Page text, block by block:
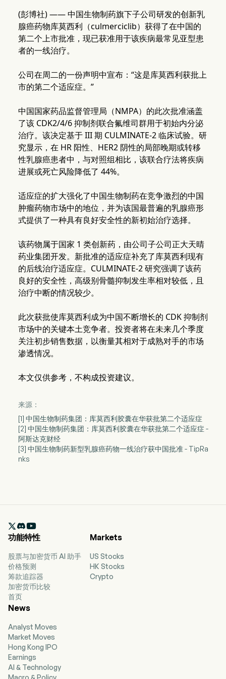
(彭博社) —— 中国生物制药旗下子公司研发的创新乳
腺癌药物库莫西利（culmerciclib）获得了在中国的
第二个上市批准，现已获准用于该疾病最常见亚型患
者的一线治疗。
公司在周二的一份声明中宣布：“这是库莫西利获批上
市的第二个适应症。”
中国国家药品监督管理局（NMPA）的此次批准涵盖
了该 CDK2/4/6 抑制剂联合氟维司群用于初始内分泌
治疗。该决定基于 III 期 CULMINATE-2 临床试验。研
究显示，在 HR 阳性、HER2 阴性的局部晚期或转移
性乳腺癌患者中，与对照组相比，该联合疗法将疾病
进展或死亡风险降低了 44%。
适应症的扩大强化了中国生物制药在竞争激烈的中国
肿瘤药物市场中的地位，并为该国最普遍的乳腺癌形
式提供了一种具有良好安全性的新初始治疗选择。
该药物属于国家 1 类创新药，由公司子公司正大天晴
药业集团开发。新批准的适应症补充了库莫西利现有
的后线治疗适应症。CULMINATE-2 研究强调了该药
良好的安全性，高级别骨髓抑制发生率相对较低，且
治疗中断的情况较少。
此次获批使库莫西利成为中国不断增长的 CDK 抑制剂
市场中的关键本土竞争者。投资者将在未来几个季度
关注初步销售数据，以衡量其相对于成熟对手的市场
渗透情况。
本文仅供参考，不构成投资建议。
来源：
[1] 中国生物制药集团：库莫西利胶囊在华获批第二个适应症
[2] 中国生物制药集团：库莫西利胶囊在华获批第二个适应症 -
阿斯达克财经
[3] 中国生物制药新型乳腺癌药物一线治疗获中国批准 - TipRa
nks

功能特性
股票与加密货币 AI 助手
价格预测
筹款追踪器
加密货币比较
首页
Markets
US Stocks
HK Stocks
Crypto
News
Analyst Moves
Market Moves
Hong Kong IPO
Earnings
AI & Technology
Macro & Policy